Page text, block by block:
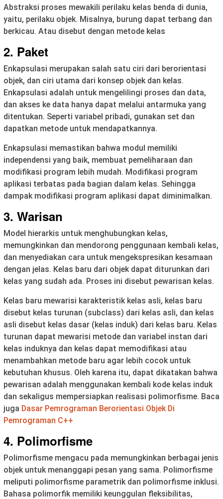
Abstraksi proses mewakili perilaku kelas benda di dunia,
yaitu, perilaku objek. Misalnya, burung dapat terbang dan
berkicau. Atau disebut dengan metode kelas
2. Paket
Enkapsulasi merupakan salah satu ciri dari berorientasi
objek, dan ciri utama dari konsep objek dan kelas.
Enkapsulasi adalah untuk mengelilingi proses dan data,
dan akses ke data hanya dapat melalui antarmuka yang
ditentukan. Seperti variabel pribadi, gunakan set dan
dapatkan metode untuk mendapatkannya.
Enkapsulasi memastikan bahwa modul memiliki
independensi yang baik, membuat pemeliharaan dan
modifikasi program lebih mudah. Modifikasi program
aplikasi terbatas pada bagian dalam kelas. Sehingga
dampak modifikasi program aplikasi dapat diminimalkan.
3. Warisan
Model hierarkis untuk menghubungkan kelas,
memungkinkan dan mendorong penggunaan kembali kelas,
dan menyediakan cara untuk mengekspresikan kesamaan
dengan jelas. Kelas baru dari objek dapat diturunkan dari
kelas yang sudah ada. Proses ini disebut pewarisan kelas.
Kelas baru mewarisi karakteristik kelas asli, kelas baru
disebut kelas turunan (subclass) dari kelas asli, dan kelas
asli disebut kelas dasar (kelas induk) dari kelas baru. Kelas
turunan dapat mewarisi metode dan variabel instan dari
kelas induknya dan kelas dapat memodifikasi atau
menambahkan metode baru agar lebih cocok untuk
kebutuhan khusus. Oleh karena itu, dapat dikatakan bahwa
pewarisan adalah menggunakan kembali kode kelas induk
dan sekaligus mempersiapkan realisasi polimorfisme. Baca
juga Dasar Pemrograman Berorientasi Objek Di
Pemrograman C++
4. Polimorfisme
Polimorfisme mengacu pada memungkinkan berbagai jenis
objek untuk menanggapi pesan yang sama. Polimorfisme
meliputi polimorfisme parametrik dan polimorfisme inklusi.
Bahasa polimorfik memiliki keunggulan fleksibilitas,